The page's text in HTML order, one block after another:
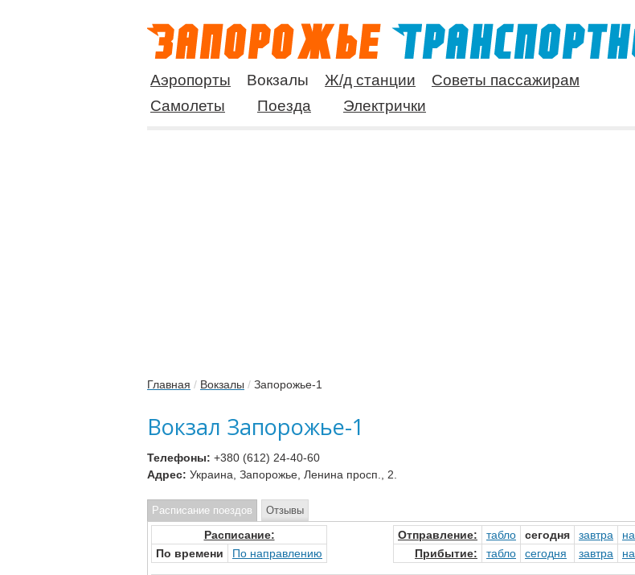
Аэропорты Вокзалы Ж/д станции
Советы пассажирам
Самолеты
Поезда Электрички
Главная / Вокзалы / Запорожье-1
Вокзал Запорожье-1
Телефоны: +380 (612) 24-40-60
Адрес: Украина, Запорожье, Ленина просп., 2.
Расписание поездов
Расписание:
По времени
По направлению
Отправление: табло сегодня завтра на
Прибытие: табло сегодня завтра на
Отзывы